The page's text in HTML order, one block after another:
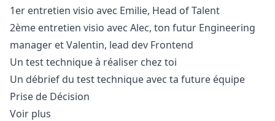
1er entretien visio avec Emilie, Head of Talent
2ème entretien visio avec Alec, ton futur Engineering
manager et Valentin, lead dev Frontend
Un test technique à réaliser chez toi
Un débrief du test technique avec ta future équipe
Prise de Décision
Voir plus